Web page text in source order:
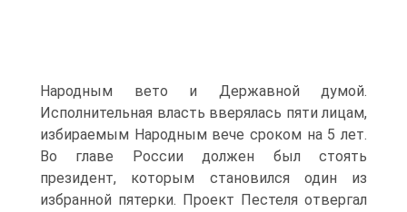
Народным вето и Державной думой.
Исполнительная власть вверялась пяти лицам,
избираемым Народным вече сроком на 5 лет.
Во главе России должен был стоять
президент, которым становился один из
избранной пятерки. Проект Пестеля отвергал